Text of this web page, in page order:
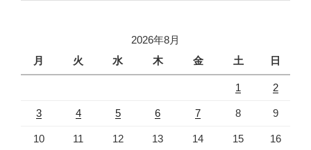
2026年8月
月
火 水 木 金 土 日
1 2
3 4 5 6 7 8 9
10 11 12 13 14 15 16